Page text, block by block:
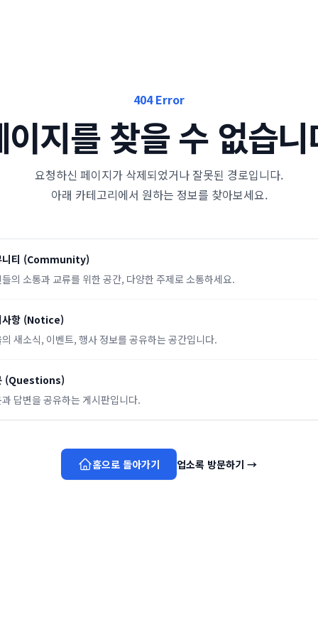
404 Error
이지를 찾을 수 없습
요청하신 페이지가 삭제되었거나 잘못된 경로입니다.
아래 카테고리에서 원하는 정보를 찾아보세요.
티 (Community)
의 소통과 교류를 위한 공간, 다양한 주제로 소통하세요.
항 (Notice)
의 새소식, 이벤트, 행사 정보를 공유하는 공간입니다.
(Questions)
답변을 공유하는 게시판입니다.
홈으로 돌아가기 업소록 방문하기 →